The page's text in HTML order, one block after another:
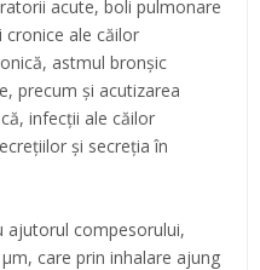
acute, boli pulmonare
ale căilor
astmul bronşic
precum şi acutizarea
infecţii ale căilor
şi secreția în
ajutorul compesorului,
care prin inhalare ajung